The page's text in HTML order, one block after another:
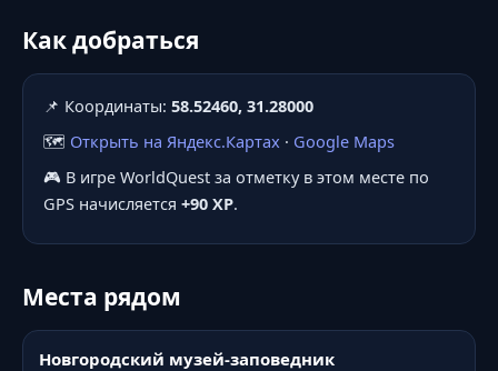
Как добраться
📌 Координаты: 58.52460, 31.28000
🗺️ Открыть на Яндекс.Картах · Google Maps
🎮 В игре WorldQuest за отметку в этом месте по
GPS начисляется +90 XP.
Места рядом
Новгородский музей-заповедник